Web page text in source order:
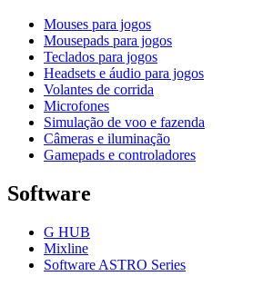
Mouses para jogos
Mousepads para jogos
Teclados para jogos
Headsets e áudio para jogos
Volantes de corrida
Microfones
Simulação de voo e fazenda
Câmeras e iluminação
Gamepads e controladores
Software
G HUB
Mixline
Software ASTRO Series